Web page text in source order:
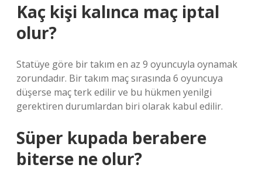
Kaç kişi kalınca maç iptal
olur?
Statüye göre bir takım en az 9 oyuncuyla oynamak
zorundadır. Bir takım maç sırasında 6 oyuncuya
düşerse maç terk edilir ve bu hükmen yenilgi
gerektiren durumlardan biri olarak kabul edilir.
Süper kupada berabere
biterse ne olur?